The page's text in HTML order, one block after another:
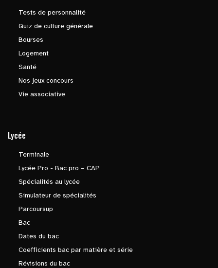
Tests de personnalité
Quiz de culture générale
Bourses
Logement
Santé
Nos jeux concours
Vie associative
Lycée
Terminale
Lycée Pro - Bac pro – CAP
Spécialités au lycée
Simulateur de spécialités
Parcoursup
Bac
Dates du bac
Coefficients bac par matière et série
Révisions du bac